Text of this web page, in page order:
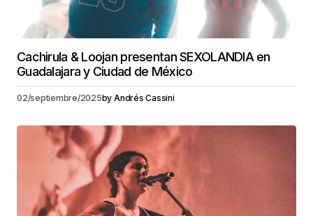
Cachirula & Loojan presentan SEXOLANDIA en
Guadalajara y Ciudad de México
02/septiembre/2025by Andrés Cassini